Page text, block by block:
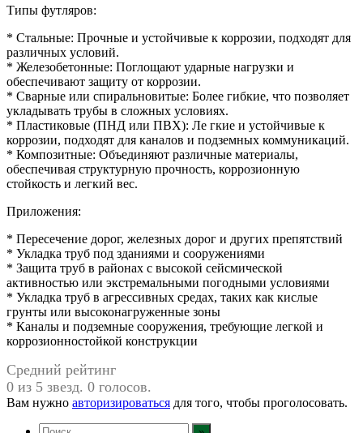
Типы футляров:
* Стальные: Прочные и устойчивые к коррозии, подходят для
различных условий.
* Железобетонные: Поглощают ударные нагрузки и
обеспечивают защиту от коррозии.
* Сварные или спиральновитые: Более гибкие, что позволяет
укладывать трубы в сложных условиях.
* Пластиковые (ПНД или ПВХ): Ле гкие и устойчивые к
коррозии, подходят для каналов и подземных коммуникаций.
* Композитные: Объединяют различные материалы,
обеспечивая структурную прочность, коррозионную
стойкость и легкий вес.
Приложения:
* Пересечение дорог, железных дорог и других препятствий
* Укладка труб под зданиями и сооружениями
* Защита труб в районах с высокой сейсмической
активностью или экстремальными погодными условиями
* Укладка труб в агрессивных средах, таких как кислые
грунты или высоконагруженные зоны
* Каналы и подземные сооружения, требующие легкой и
коррозионностойкой конструкции
Средний рейтинг
0 из 5 звезд. 0 голосов.
Вам нужно авторизироваться для того, чтобы проголосовать.